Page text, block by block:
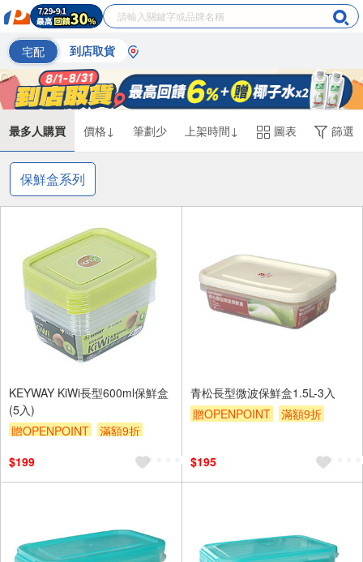
宅配 到店取貨
最多人購買 價格↓ 筆劃少 上架時間↓ 圖表 篩選
保鮮盒系列
KEYWAY KiWi長型600ml保鮮盒
(5入)
贈OPENPOINT
滿額9折
$199
青松長型微波保鮮盒1.5L-3入
贈OPENPOINT
滿額9折
$195